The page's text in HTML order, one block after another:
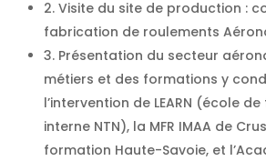
2. Visite du site de production :
fabrication de roulements
3. Présentation du secteur
métiers et des formations y
l’intervention de LEARN (école
interne NTN), la MFR IMAA de
formation Haute-Savoie, et